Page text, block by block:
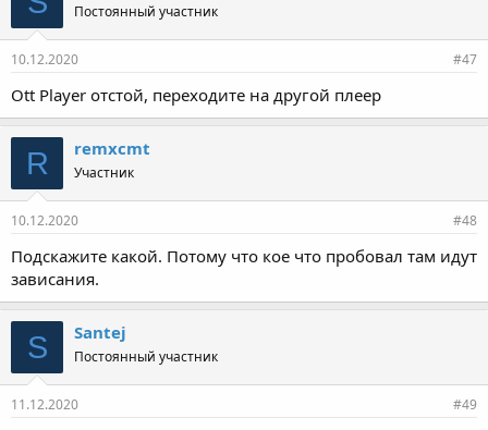
Постоянный участник
10.12.2020 #47
Ott Player отстой, переходите на другой плеер
R remxcmt
Участник
10.12.2020 #48
Подскажите какой. Потому что кое что пробовал там идут
зависания.
S Santej
Постоянный участник
11.12.2020 #49